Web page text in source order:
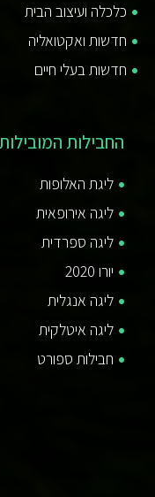
כלכלה ועיצוב הבית
חדשות ואקטואליה
חדשות בעלי חיים
החבילות המובילות
ליגת האלופות
ליגה אירופאית
ליגה ספרדית
יורו 2020
ליגה אנגלית
ליגה איטלקית
חבילות ספורט